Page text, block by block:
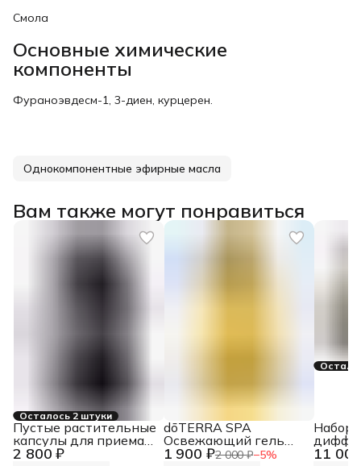
Смола
Основные химические
компоненты
Фураноэвдесм-1, 3-диен, курцерен.
Однокомпонентные эфирные масла
Вам также могут понравиться
Осталось 2 штуки
2 800 ₽
Пустые растительные
капсулы для приема
эфирных масел
1 900 ₽2 000 ₽−5%
dōTERRA SPA
Освежающий гель
для душа Refreshing
11
Набор
мл) и